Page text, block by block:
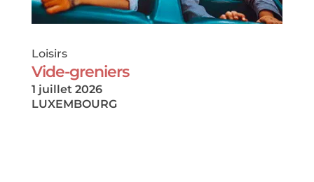
Loisirs
Vide-greniers
1 juillet 2026
LUXEMBOURG